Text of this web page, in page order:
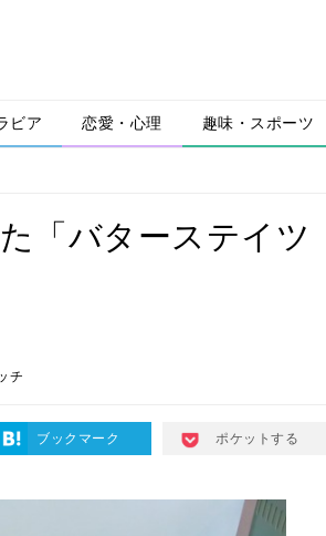
ビア 恋愛・心理 趣味・スポーツ
「バターステイツ
チ
ブックマーク ポケットする